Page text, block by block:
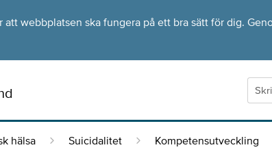
webbplatsen ska fungera på ett bra sätt för dig.
hälsa Suicidalitet Kompetensutveckling